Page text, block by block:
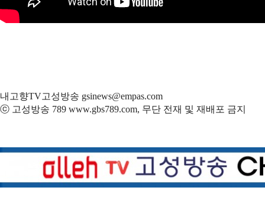
내고향TV고성방송 gsinews@empas.com
ⓒ 고성방송 789 www.gbs789.com, 무단 전재 및 재배포 금지